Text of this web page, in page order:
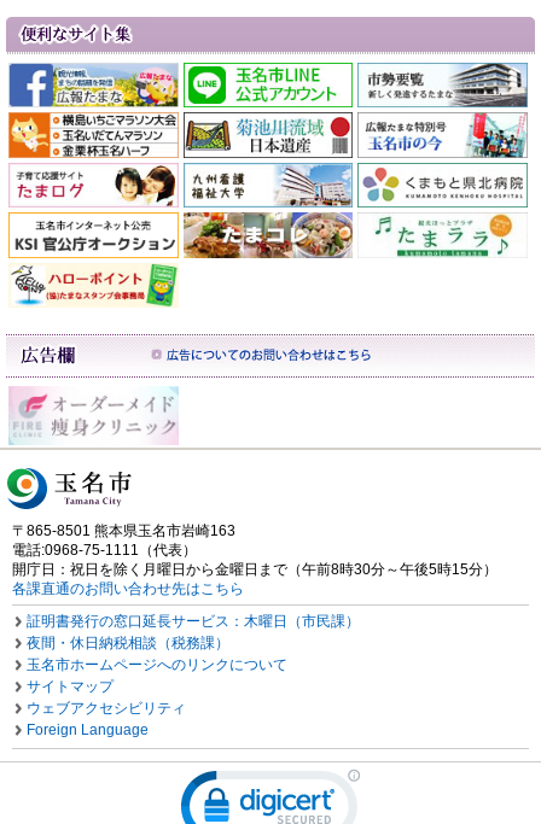
〒865-8501 熊本県玉名市岩崎163
電話:0968-75-1111（代表）
開庁日：祝日を除く月曜日から金曜日まで（午前8時30分～午後5時15分）
各課直通のお問い合わせ先はこちら
証明書発行の窓口延長サービス：木曜日（市民課）
夜間・休日納税相談（税務課）
玉名市ホームページへのリンクについて
サイトマップ
ウェブアクセシビリティ
Foreign Language